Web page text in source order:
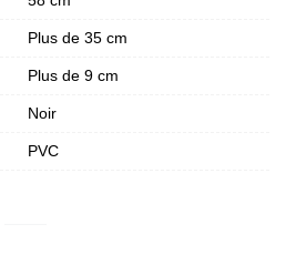
Plus de 35 cm
Plus de 9 cm
Noir
PVC